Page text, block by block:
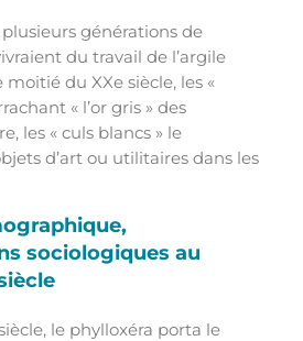
générations de
du travail de l’argile
moitié du XXe siècle, les «
« l’or gris » des
les « culs blancs » le
d’art ou utilitaires dans les
sociologiques au
le phylloxéra porta le